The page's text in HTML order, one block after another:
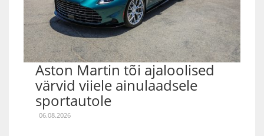
Aston Martin tõi ajaloolised
värvid viiele ainulaadsele
sportautole
06.08.2026